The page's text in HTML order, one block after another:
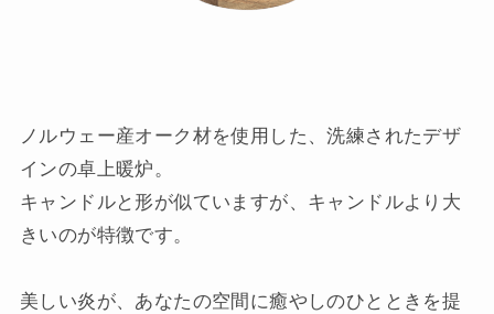
ノルウェー産オーク材を使用した、洗練されたデザ
インの卓上暖炉。
キャンドルと形が似ていますが、キャンドルより大
きいのが特徴です。
美しい炎が、あなたの空間に癒やしのひとときを提